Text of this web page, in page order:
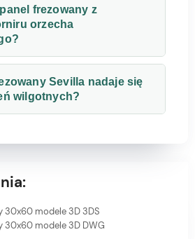
frezowany z
orzecha
Sevilla nadaje się
wilgotnych?
30x60 modele 3D 3DS
30x60 modele 3D DWG